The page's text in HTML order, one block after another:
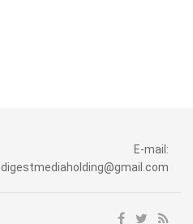
E-mail:
digestmediaholding@gmail.com